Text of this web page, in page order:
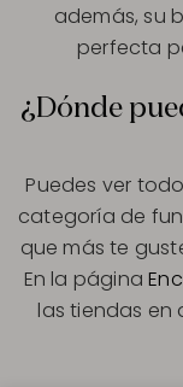
además, su
perfecta
¿Dónde
Puedes ver
categoría de
que más te
En la página
las tiendas en